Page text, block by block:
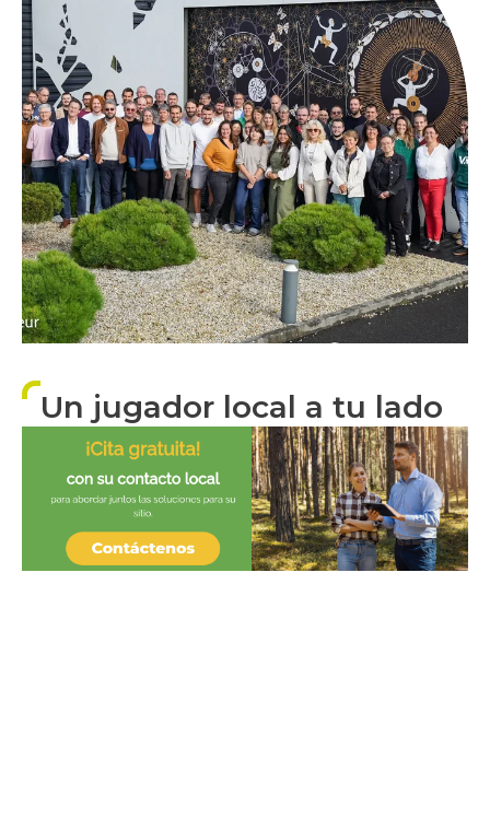
Un jugador local a tu lado